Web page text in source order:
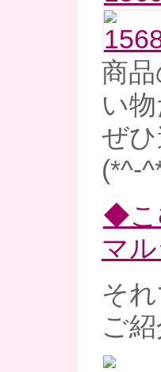
商
い
ぜ
(*^-
◆こ
マ
そ
ご